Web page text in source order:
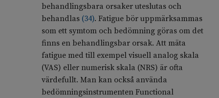
behandlingsbara orsaker uteslutas och
behandlas (34). Fatigue bör uppmärksammas
som ett symtom och bedömning göras om det
finns en behandlingsbar orsak. Att mäta
fatigue med till exempel visuell analog skala
(VAS) eller numerisk skala (NRS) är ofta
värdefullt. Man kan också använda
bedömningsinstrumenten Functional